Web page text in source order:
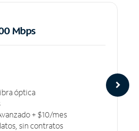
Mbps
óptica
+ $10/mes
sin contratos